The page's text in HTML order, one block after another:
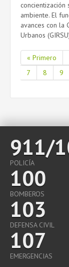
concientización
ambiente. El
avances con la
Urbanos
« Primero
7
8 9
911/
POLICÍA
100
BOMBEROS
103
DEFENSA CIVIL
107
EMERGENCIAS